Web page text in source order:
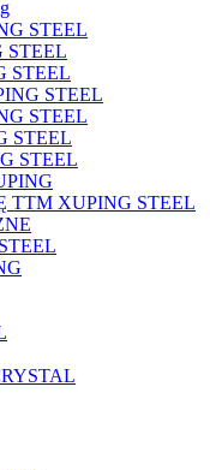
STEEL
STEEL
STEEL
STEEL
STEEL
STEEL
STEEL
TTM XUPING STEEL